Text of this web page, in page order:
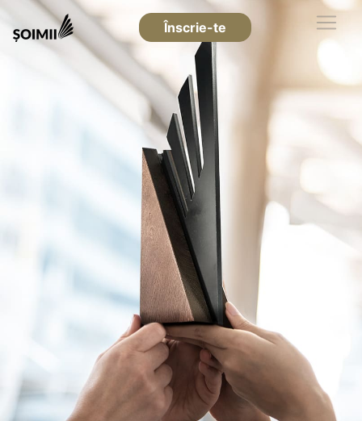
Înscrie-te